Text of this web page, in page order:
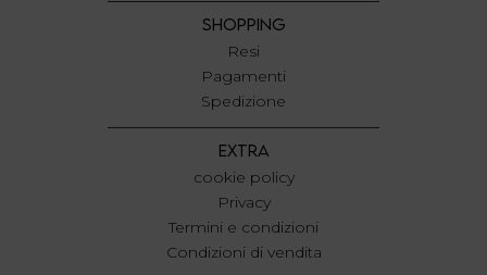
SHOPPING
Resi
Pagamenti
Spedizione
EXTRA
cookie policy
Privacy
Termini e condizioni
Condizioni di vendita